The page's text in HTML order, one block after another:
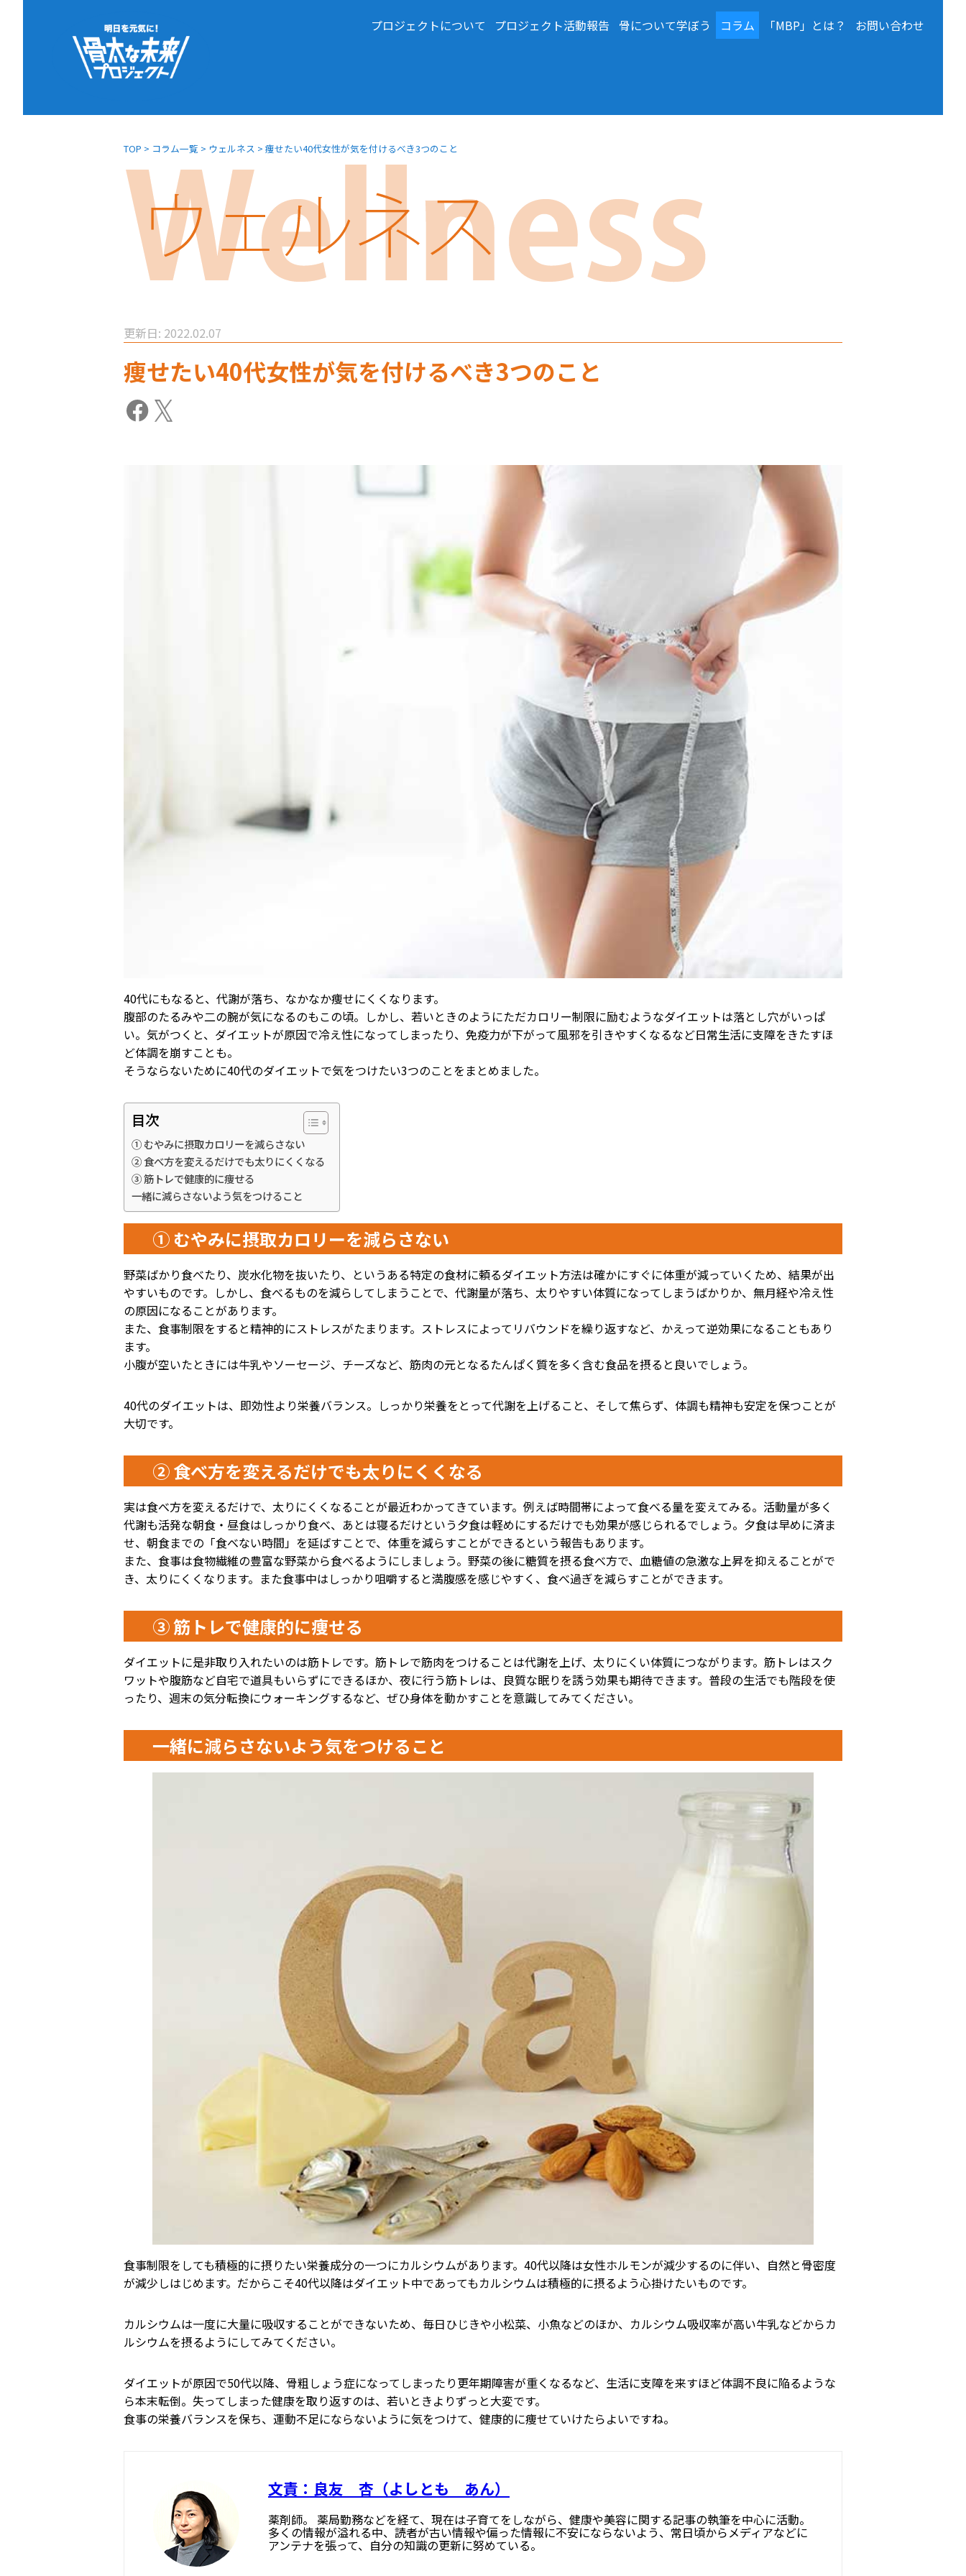
プロジェクトについて プロジェクト活動報告 骨について学ぼう コラム 「MBP」とは？ お問い合わせ
TOP > コラム一覧 > ウェルネス > 痩せたい40代女性が気を付けるべき3つのこと
更新日: 2022.02.07
痩せたい40代女性が気を付けるべき3つのこと
40代にもなると、代謝が落ち、なかなか痩せにくくなります。
腹部のたるみや二の腕が気になるのもこの頃。しかし、若いときのようにただカロリー制限に励むようなダイエットは落とし穴がいっぱ
い。気がつくと、ダイエットが原因で冷え性になってしまったり、免疫力が下がって風邪を引きやすくなるなど日常生活に支障をきたすほ
ど体調を崩すことも。
そうならないために40代のダイエットで気をつけたい3つのことをまとめました。
目次
① むやみに摂取カロリーを減らさない
② 食べ方を変えるだけでも太りにくくなる
③ 筋トレで健康的に痩せる
一緒に減らさないよう気をつけること
① むやみに摂取カロリーを減らさない
野菜ばかり食べたり、炭水化物を抜いたり、というある特定の食材に頼るダイエット方法は確かにすぐに体重が減っていくため、結果が出
やすいものです。しかし、食べるものを減らしてしまうことで、代謝量が落ち、太りやすい体質になってしまうばかりか、無月経や冷え性
の原因になることがあります。
また、食事制限をすると精神的にストレスがたまります。ストレスによってリバウンドを繰り返すなど、かえって逆効果になることもあり
ます。
小腹が空いたときには牛乳やソーセージ、チーズなど、筋肉の元となるたんぱく質を多く含む食品を摂ると良いでしょう。
40代のダイエットは、即効性より栄養バランス。しっかり栄養をとって代謝を上げること、そして焦らず、体調も精神も安定を保つことが
大切です。
② 食べ方を変えるだけでも太りにくくなる
実は食べ方を変えるだけで、太りにくくなることが最近わかってきています。例えば時間帯によって食べる量を変えてみる。活動量が多く
代謝も活発な朝食・昼食はしっかり食べ、あとは寝るだけという夕食は軽めにするだけでも効果が感じられるでしょう。夕食は早めに済ま
せ、朝食までの「食べない時間」を延ばすことで、体重を減らすことができるという報告もあります。
また、食事は食物繊維の豊富な野菜から食べるようにしましょう。野菜の後に糖質を摂る食べ方で、血糖値の急激な上昇を抑えることがで
き、太りにくくなります。また食事中はしっかり咀嚼すると満腹感を感じやすく、食べ過ぎを減らすことができます。
③ 筋トレで健康的に痩せる
ダイエットに是非取り入れたいのは筋トレです。筋トレで筋肉をつけることは代謝を上げ、太りにくい体質につながります。筋トレはスク
ワットや腹筋など自宅で道具もいらずにできるほか、夜に行う筋トレは、良質な眠りを誘う効果も期待できます。普段の生活でも階段を使
ったり、週末の気分転換にウォーキングするなど、ぜひ身体を動かすことを意識してみてください。
一緒に減らさないよう気をつけること
食事制限をしても積極的に摂りたい栄養成分の一つにカルシウムがあります。40代以降は女性ホルモンが減少するのに伴い、自然と骨密度
が減少しはじめます。だからこそ40代以降はダイエット中であってもカルシウムは積極的に摂るよう心掛けたいものです。
カルシウムは一度に大量に吸収することができないため、毎日ひじきや小松菜、小魚などのほか、カルシウム吸収率が高い牛乳などからカ
ルシウムを摂るようにしてみてください。
ダイエットが原因で50代以降、骨粗しょう症になってしまったり更年期障害が重くなるなど、生活に支障を来すほど体調不良に陥るような
ら本末転倒。失ってしまった健康を取り返すのは、若いときよりずっと大変です。
食事の栄養バランスを保ち、運動不足にならないように気をつけて、健康的に痩せていけたらよいですね。
文責：良友 杏（よしとも あん）
薬剤師。 薬局勤務などを経て、現在は子育てをしながら、健康や美容に関する記事の執筆を中心に活動。
多くの情報が溢れる中、読者が古い情報や偏った情報に不安にならないよう、常日頃からメディアなどに
アンテナを張って、自分の知識の更新に努めている。